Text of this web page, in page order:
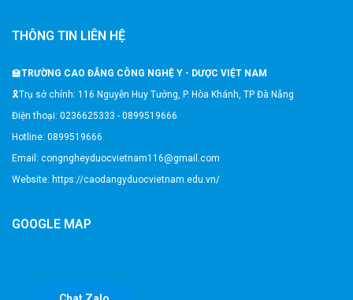
THÔNG TIN LIÊN HỆ
🏫TRƯỜNG CAO ĐẲNG CÔNG NGHỆ Y - DƯỢC VIỆT NAM
🎗️Trụ sở chính: 116 Nguyễn Huy Tưởng, P. Hòa Khánh, TP Đà Nẵng
Điện thoại: 0236625333 - 0899519666
Hotline: 0899519666
Email: congngheyduocvietnam116@gmail.com
Website: https://caodangyduocvietnam.edu.vn/
GOOGLE MAP